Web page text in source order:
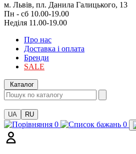
м. Львів, пл. Данила Галицького, 13
Пн - сб 10.00-19.00
Неділя 11.00-19.00
Про нас
Доставка і оплата
Бренди
SALE
Каталог
UA RU
0 0